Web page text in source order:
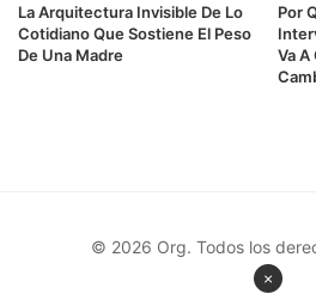
La Arquitectura Invisible De Lo
Cotidiano Que Sostiene El Peso
De Una Madre
Por
Va A
×
© 2026 Org. Todos los